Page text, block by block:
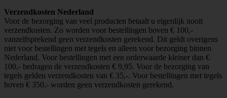
Verzendkosten Nederland
Voor de bezorging van veel producten betaalt u eigenlijk nooit
verzendkosten. Zo worden voor bestellingen boven € 100,-
vanzelfsprekend geen verzendkosten gerekend. Dit geldt overigens
niet voor bestellingen met tegels en alleen voor bezorging binnen
Nederland. Voor bestellingen met een orderwaarde kleiner dan €
100,- bedragen de verzendkosten € 9,95. Voor de bezorging van
tegels gelden verzendkosten van € 35,-. Voor bestellingen met tegels
boven € 350,- worden geen verzendkosten gerekend.